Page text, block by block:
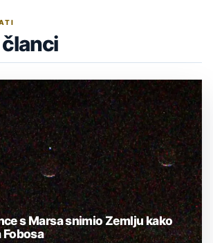
s Marsa snimio Zemlju kako
Fobosa